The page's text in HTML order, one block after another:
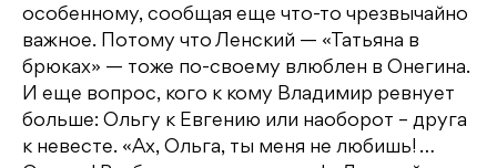
особенному, сообщая еще что-то чрезвычайно
важное. Потому что Ленский — «Татьяна в
брюках» — тоже по-своему влюблен в Онегина.
И еще вопрос, кого к кому Владимир ревнует
больше: Ольгу к Евгению или наоборот – друга
к невесте. «Ах, Ольга, ты меня не любишь! …